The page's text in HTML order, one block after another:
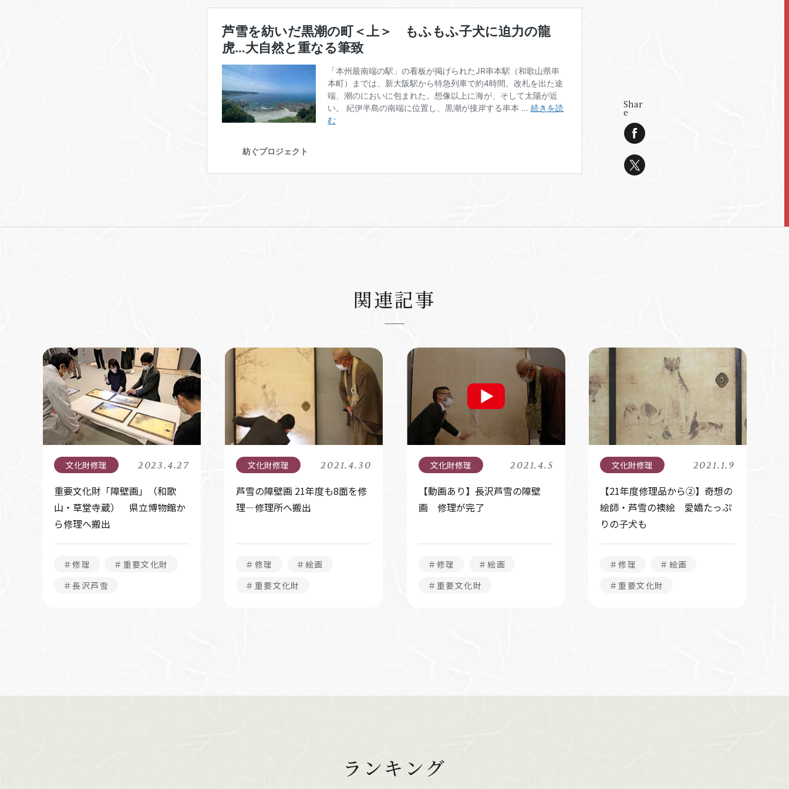
Shar
e
関連記事
2023.4.27
重要文化財「障壁画」（和歌
山・草堂寺蔵） 県立博物館か
ら修理へ搬出
＃修理
＃重要文化財
＃長沢芦雪
2021.4.30
芦雪の障壁画 21年度も8面を修
理―修理所へ搬出
＃修理
＃絵画
＃重要文化財
2021.4.5
【動画あり】長沢芦雪の障壁
画 修理が完了
＃修理
＃絵画
＃重要文化財
2021.1.9
【21年度修理品から②】奇想の
絵師・芦雪の襖絵 愛嬌たっぷ
りの子犬も
＃修理
＃絵画
＃重要文化財
ランキング